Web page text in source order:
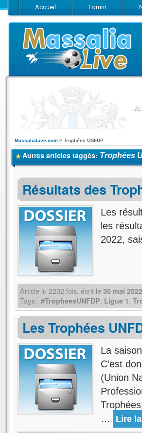
Accueil Forum
MassaliaLive.com > Trophées UNFDP
Autres articles taggés: Trophées
Résultats des
Les
les
2022,
Article lu 2202 fois, écrit le 30 mai 2022
Tags : #TropheesUNFDP, Ligue 1,
Les Trophées
La
C’est
(Union
…
Lire